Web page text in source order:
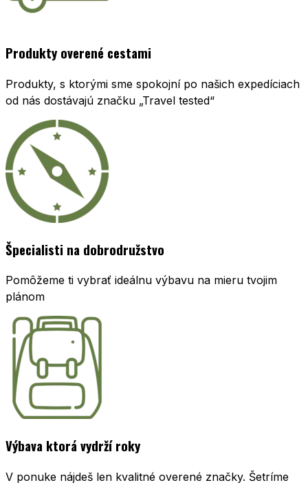
Produkty overené cestami
Produkty, s ktorými sme spokojní po našich expedíciach
od nás dostávajú značku „Travel tested“
Špecialisti na dobrodružstvo
Pomôžeme ti vybrať ideálnu výbavu na mieru tvojim
plánom
Výbava ktorá vydrží roky
V ponuke nájdeš len kvalitné overené značky. Šetríme